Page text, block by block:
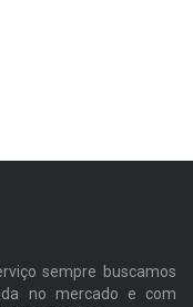
sempre buscamos
no mercado e com